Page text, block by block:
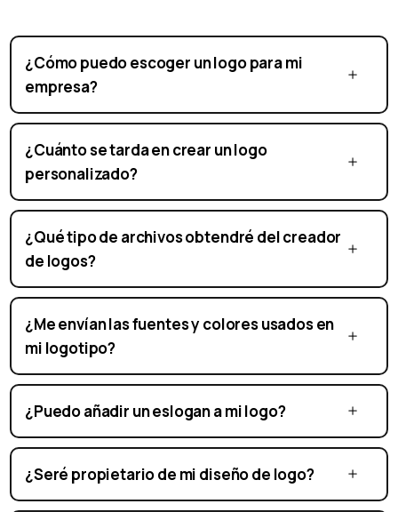
¿Cómo puedo escoger un logo para mi
empresa?
¿Cuánto se tarda en crear un logo
personalizado?
¿Qué tipo de archivos obtendré del creador
de logos?
¿Me envían las fuentes y colores usados en
mi logotipo?
¿Puedo añadir un eslogan a mi logo?
¿Seré propietario de mi diseño de logo?